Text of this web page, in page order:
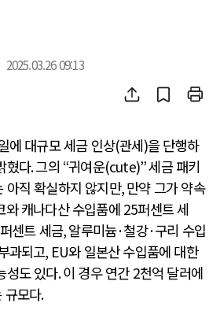
2025.03.26 09:13
에 대규모 세금 인상(관세)을 단행하
혔다.그의 “귀여운(cute)”세금 패키
아직 확실하지 않지만,만약 그가 약속
와 캐나다산 수입품에 25퍼센트 세
퍼센트 세금,알루미늄·철강·구리 수입
과되고, EU와 일본산 수입품에 대한
성도 있다.이 경우 연간 2천억 달러에
규모다.